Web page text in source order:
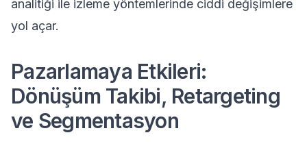
analitiği ile izleme yöntemlerinde ciddi değişimlere
yol açar.
Pazarlamaya Etkileri:
Dönüşüm Takibi, Retargeting
ve Segmentasyon